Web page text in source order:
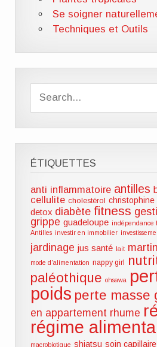
Se soigner
Techniques et Outils
ÉTIQUETTES
anti inflammatoire antilles
cellulite cholestérol christophine
detox diabète fitness
grippe guadeloupe indépendance
Antilles investir en immobilier
jardinage jus santé lait
mode d'alimentation nappy girl
paléothique ohsawa
poids perte masse
en appartement rhume
régime
macrobiotique shiatsu soin capillaire